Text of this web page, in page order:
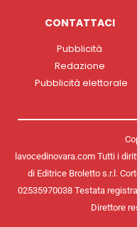
CONTATTACI
Pubblicità
Redazione
Pubblicità elettorale
lavocedinovara.com Tutti i
di Editrice Broletto s.r.l.
02535970038 Testata
Direttore